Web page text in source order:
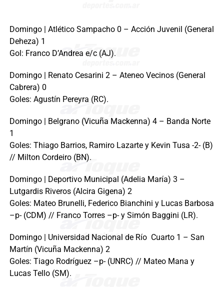
Domingo | Atlético Sampacho 0 – Acción Juvenil (General
Deheza) 1
Gol: Franco D’Andrea e/c (AJ).
Domingo | Renato Cesarini 2 – Ateneo Vecinos (General
Cabrera) 0
Goles: Agustín Pereyra (RC).
Domingo | Belgrano (Vicuña Mackenna) 4 – Banda Norte
1
Goles: Thiago Barrios, Ramiro Lazarte y Kevin Tusa -2- (B)
// Milton Cordeiro (BN).
Domingo | Deportivo Municipal (Adelia María) 3 –
Lutgardis Riveros (Alcira Gigena) 2
Goles: Mateo Brunelli, Federico Bianchini y Lucas Barbosa
–p- (CDM) // Franco Torres –p- y Simón Baggini (LR).
Domingo | Universidad Nacional de Río Cuarto 1 – San
Martín (Vicuña Mackenna) 2
Goles: Tiago Rodríguez –p- (UNRC) // Mateo Mana y
Lucas Tello (SM).